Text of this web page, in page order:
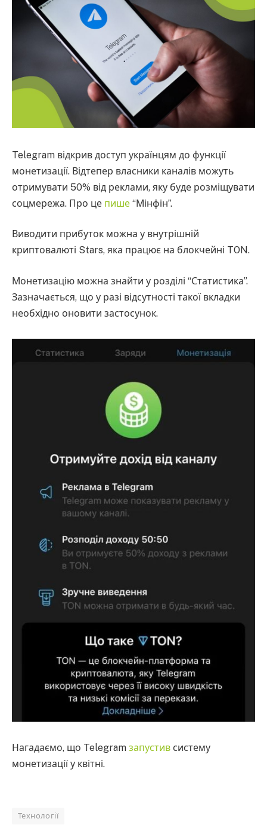
Telegram відкрив доступ українцям до функції
монетизації. Відтепер власники каналів можуть
отримувати 50% від реклами, яку буде розміщувати
соцмережа. Про це пише “Мінфін”.
Виводити прибуток можна у внутрішній
криптовалюті Stars, яка працює на блокчейні TON.
Монетизацію можна знайти у розділі “Статистика”.
Зазначається, що у разі відсутності такої вкладки
необхідно оновити застосунок.
Нагадаємо, що Telegram запустив систему
монетизації у квітні.
Технології